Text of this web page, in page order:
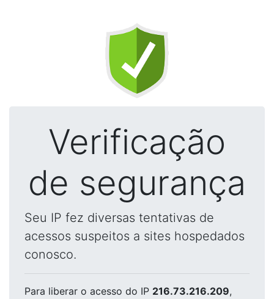
Verificação
de segurança
Seu IP fez diversas tentativas de
acessos suspeitos a sites hospedados
conosco.
Para liberar o acesso do IP 216.73.216.209,